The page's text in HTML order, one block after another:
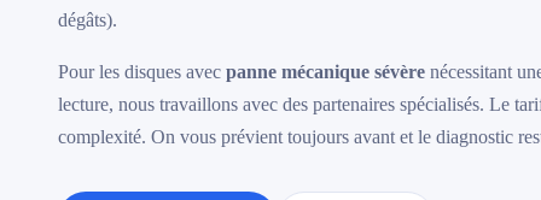
dégâts).
Pour les disques avec panne mécanique sévère nécessitant
lecture, nous travaillons avec des partenaires spécialisés. Le
complexité. On vous prévient toujours avant et le diagnostic